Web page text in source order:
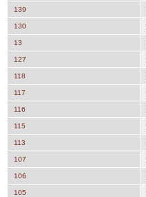
139
130
13
127
118
117
116
115
113
107
106
105